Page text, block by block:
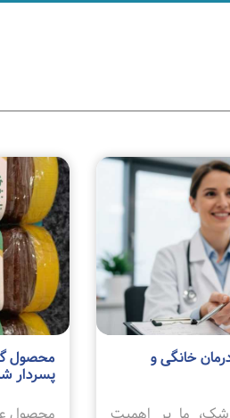
خانگی و محصول
پسردار